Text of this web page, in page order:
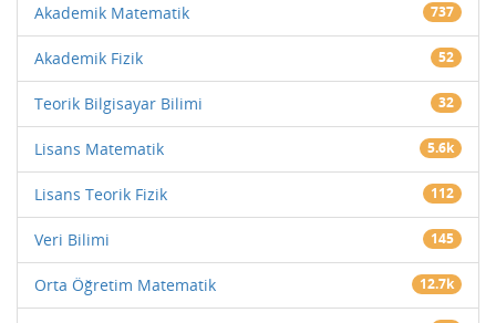
Akademik Matematik 737
Akademik Fizik 52
Teorik Bilgisayar Bilimi 32
Lisans Matematik 5.6k
Lisans Teorik Fizik 112
Veri Bilimi 145
Orta Öğretim Matematik 12.7k